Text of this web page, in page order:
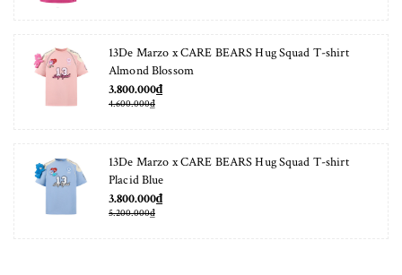
13De Marzo x CARE BEARS Hug Squad T-shirt
Almond Blossom
3.800.000₫
4.600.000₫
13De Marzo x CARE BEARS Hug Squad T-shirt
Placid Blue
3.800.000₫
5.200.000₫